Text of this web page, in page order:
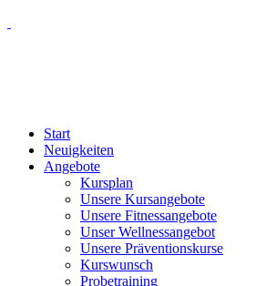
Start
Neuigkeiten
Angebote
Kursplan
Unsere Kursangebote
Unsere Fitnessangebote
Unser Wellnessangebot
Unsere Präventionskurse
Kurswunsch
Probetraining